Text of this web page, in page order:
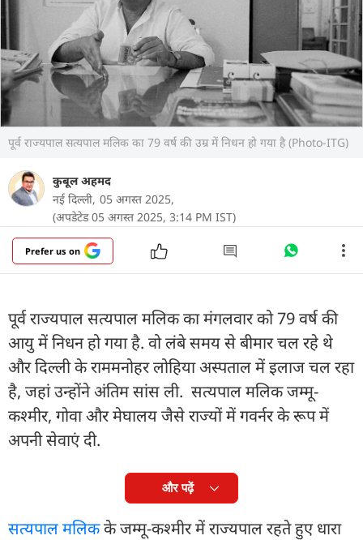
पूर्व राज्यपाल सत्यपाल मलिक का 79 वर्ष की उम्र में निधन हो गया है (Photo-ITG)
कुबूल अहमद
नई दिल्ली, 05 अगस्त 2025,
(अपडेटेड 05 अगस्त 2025, 3:14 PM IST)
Prefer us on
पूर्व राज्यपाल सत्यपाल मलिक का मंगलवार को 79 वर्ष की
आयु में निधन हो गया है. वो लंबे समय से बीमार चल रहे थे
और दिल्ली के राममनोहर लोहिया अस्पताल में इलाज चल रहा
है, जहां उन्होंने अंतिम सांस ली. सत्यपाल मलिक जम्मू-
कश्मीर, गोवा और मेघालय जैसे राज्यों में गवर्नर के रूप में
अपनी सेवाएं दी.
और पढ़ें
सत्यपाल मलिकके जम्मू-कश्मीर में राज्यपाल रहते हुए धारा